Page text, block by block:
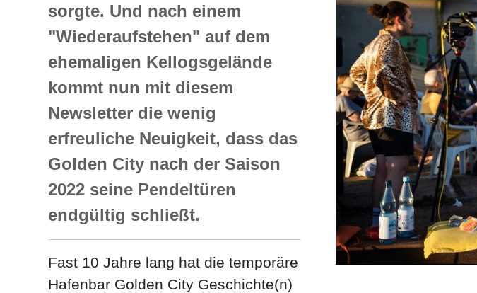
sorgte. Und nach einem
"Wiederaufstehen" auf dem
ehemaligen Kellogsgelände
kommt nun mit diesem
Newsletter die wenig
erfreuliche Neuigkeit, dass das
Golden City nach der Saison
2022 seine Pendeltüren
endgültig schließt.
Fast 10 Jahre lang hat die temporäre
Hafenbar Golden City Geschichte(n)